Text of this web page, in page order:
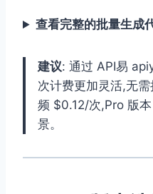
查看完整的批量生成
建议: 通过 API易
次计费更加灵活,无
频 $0.12/次,Pro 版
景。